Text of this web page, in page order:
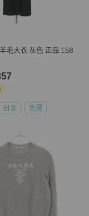
毛大衣 灰色 正品 158
日本 免運